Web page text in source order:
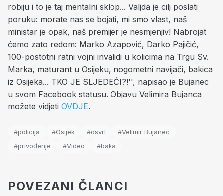
robiju i to je taj mentalni sklop... Valjda je cilj poslati
poruku: morate nas se bojati, mi smo vlast, naš
ministar je opak, naš premijer je nesmjenjiv! Nabrojat
ćemo zato redom: Marko Azapović, Darko Pajičić,
100-postotni ratni vojni invalidi u kolicima na Trgu Sv.
Marka, maturant u Osijeku, nogometni navijači, bakica
iz Osijeka... TKO JE SLJEDEĆI?!'', napisao je Bujanec
u svom Facebook statusu. Objavu Velimira Bujanca
možete vidjeti OVDJE.
#policija #Osijek #osvrt
#Velimir Bujanec
#privođenje
#Video #baka
POVEZANI ČLANCI